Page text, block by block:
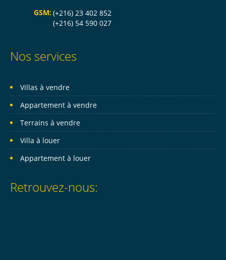
GSM:(+216) 23 402 852
(+216) 54 590 027
Nos services
Villas à vendre
Appartement à vendre
Terrains à vendre
Villa à louer
Appartement à louer
Retrouvez-nous: